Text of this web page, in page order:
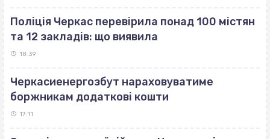
Поліція Черкас перевірила понад 100 містян
та 12 закладів: що виявила
18:39
Черкасиенергозбут нараховуватиме
боржникам додаткові кошти
17:11